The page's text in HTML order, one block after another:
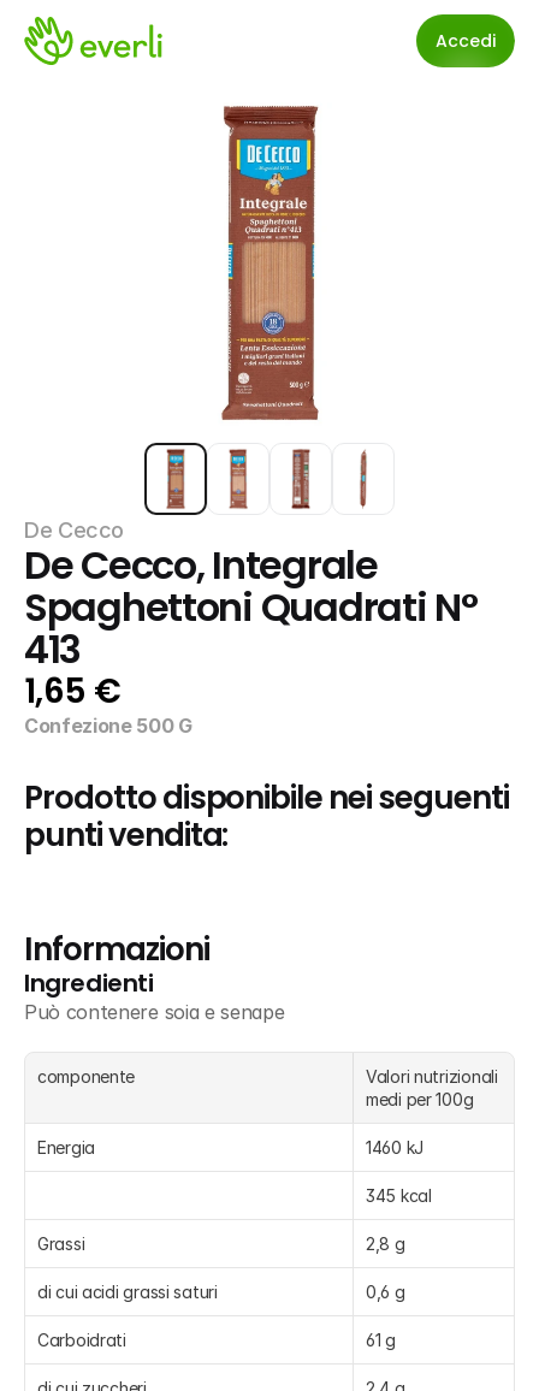
Accedi
De Cecco
De Cecco, Integrale
Spaghettoni Quadrati N°
413
1,65 €
Confezione 500 G
Prodotto disponibile nei seguenti
punti vendita:
Informazioni
Ingredienti
Può contenere soia e senape
componente
Valori nutrizionali
medi per 100g
Energia 1460 kJ
345 kcal
Grassi 2,8 g
di cui acidi grassi saturi 0,6 g
Carboidrati 61 g